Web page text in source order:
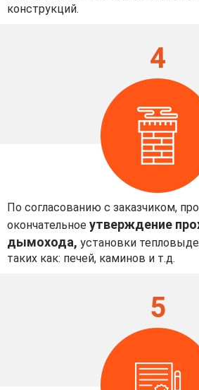
конструкций.
По согласованию с заказчиком,
окончательное утверждение
дымохода, установки
таких как: печей, каминов и т.д.
4
5